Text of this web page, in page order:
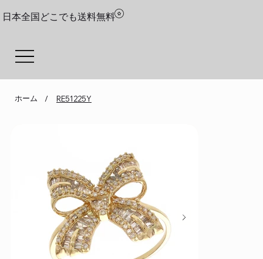
日本全国どこでも送料無料
ホーム / RE51225Y